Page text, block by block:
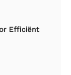
Efficiënt